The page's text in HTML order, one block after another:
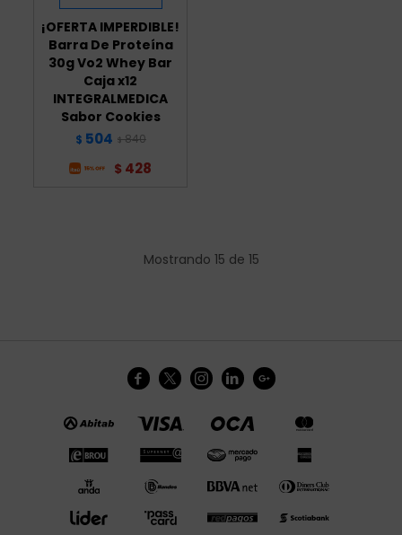
¡OFERTA IMPERDIBLE!
Barra De Proteína
30g Vo2 Whey Bar
Caja x12
INTEGRALMEDICA
Sabor Cookies
$ 504 $ 840
$ 428
Mostrando 15 de 15
    